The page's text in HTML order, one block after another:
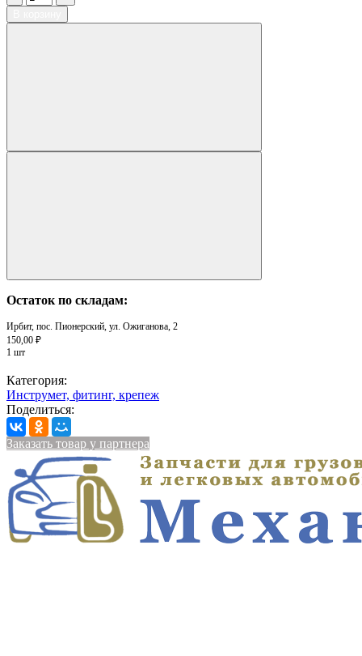
Остаток по складам:
Ирбит, пос. Пионерский, ул. Ожиганова, 2
150,00 ₽
1 шт
Категория:
Инструмет, фитинг, крепеж
Поделиться:
Заказать товар у партнера